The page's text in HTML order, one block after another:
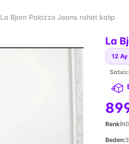
La Bjorn Palazzo Jeans rahat kalıp
La
12 Ay
Satıcı:
Renk
Beden: